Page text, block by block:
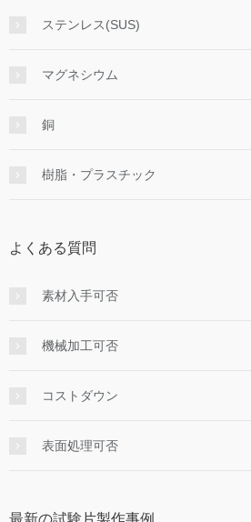
ステンレス(SUS)
マグネシウム
銅
樹脂・プラスチック
よくある質問
素材入手可否
機械加工可否
コストダウン
表面処理可否
最新の試験片製作事例